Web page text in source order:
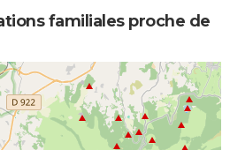
familiales proche de